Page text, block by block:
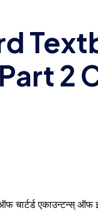
2
चार्टर्ड एकाउन्टन्स् ऑफ